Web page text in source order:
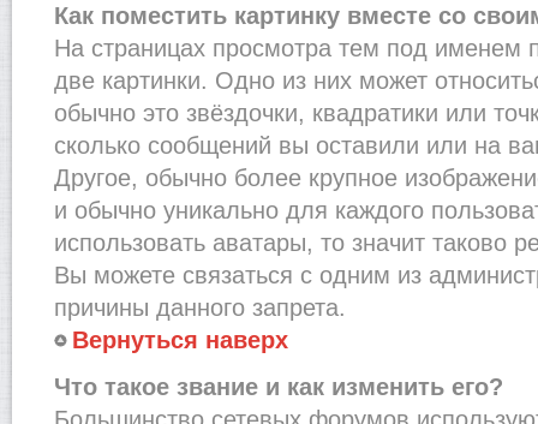
Как поместить картинку вместе со
На страницах просмотра тем под именем
две картинки. Одно из них может
обычно это звёздочки, квадратики или
сколько сообщений вы оставили или на
Другое, обычно более крупное
и обычно уникально для каждого
использовать аватары, то значит таково
Вы можете связаться с одним из
причины данного запрета.
Вернуться наверх
Что такое звание и как изменить его?